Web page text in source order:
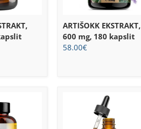
ARTIŠOKK EKSTRAKT,
600 mg, 180 kapslit
58.00€